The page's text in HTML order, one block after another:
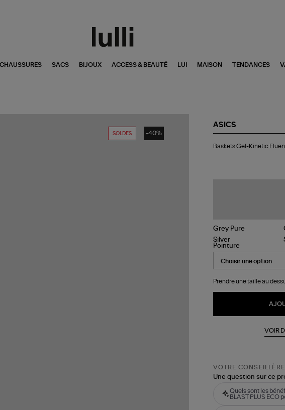
CHAUSSURES SACS BIJOUX ACCESS & BEAUTÉ LUI MAISON TENDANCES
SOLDES -40%
ASICS
Gel-
Baskets Gel-Kinetic
Pointure
Prendre une taille au
VOIR
VOTRE CONSEILLÈRE
Une question sur ce
Quels sont les
BLAST PLUS ECO